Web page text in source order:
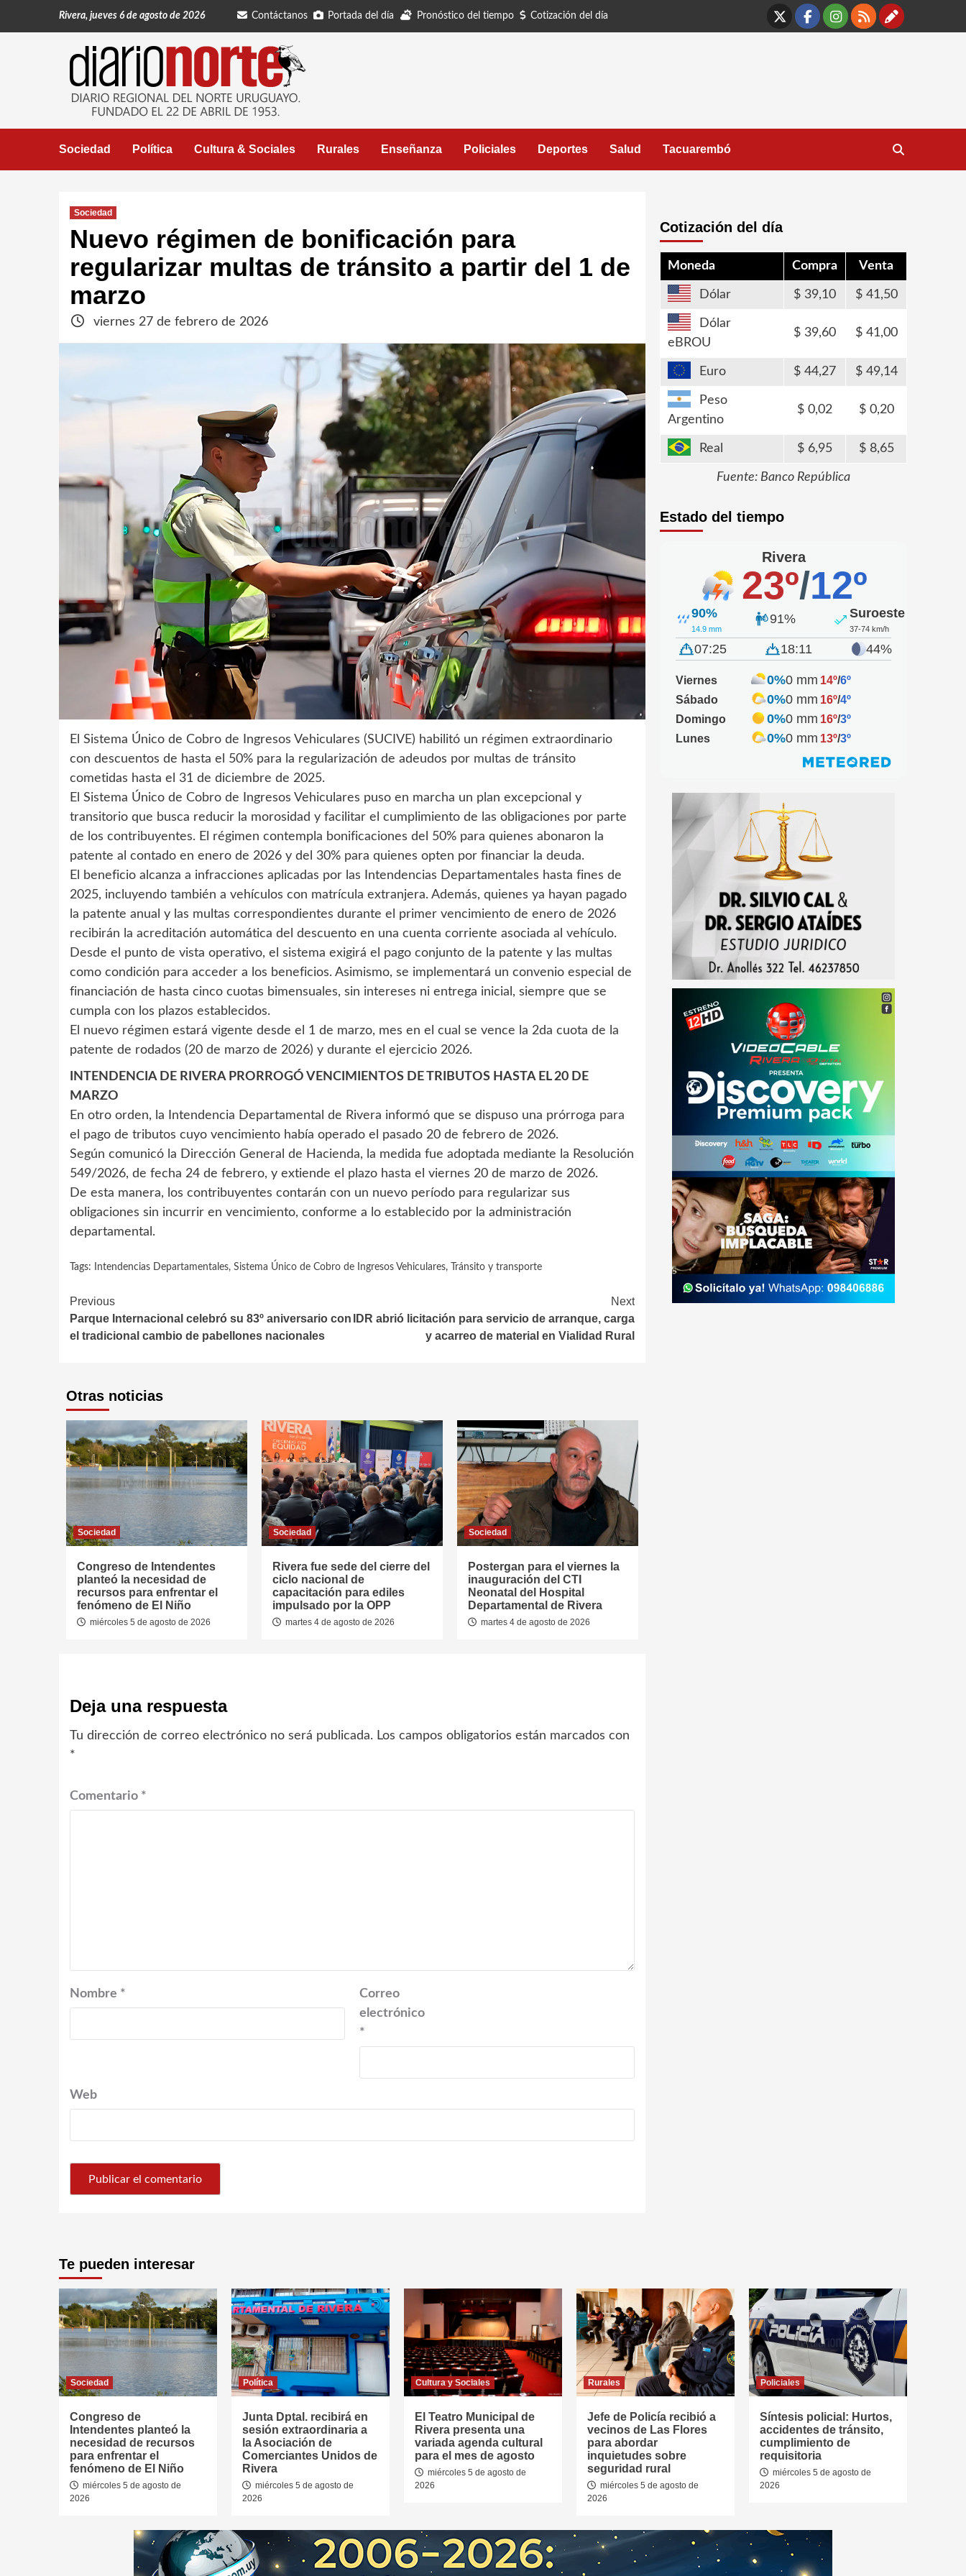
Rivera, jueves 6 de agosto de 2026 Contáctanos Portada del día Pronóstico del tiempo Cotización del día
X Facebook
Instagram
RSS
Sociedad Política Cultura & Sociales Rurales Enseñanza Policiales Deportes Salud Tacuarembó
Sociedad
Nuevo régimen de bonificación para
regularizar multas de tránsito a partir del 1 de
marzo
viernes 27 de febrero de 2026
El Sistema Único de Cobro de Ingresos Vehiculares (SUCIVE) habilitó un régimen extraordinario
con descuentos de hasta el 50% para la regularización de adeudos por multas de tránsito
cometidas hasta el 31 de diciembre de 2025.
El Sistema Único de Cobro de Ingresos Vehiculares puso en marcha un plan excepcional y
transitorio que busca reducir la morosidad y facilitar el cumplimiento de las obligaciones por parte
de los contribuyentes. El régimen contempla bonificaciones del 50% para quienes abonaron la
patente al contado en enero de 2026 y del 30% para quienes opten por financiar la deuda.
El beneficio alcanza a infracciones aplicadas por las Intendencias Departamentales hasta fines de
2025, incluyendo también a vehículos con matrícula extranjera. Además, quienes ya hayan pagado
la patente anual y las multas correspondientes durante el primer vencimiento de enero de 2026
recibirán la acreditación automática del descuento en una cuenta corriente asociada al vehículo.
Desde el punto de vista operativo, el sistema exigirá el pago conjunto de la patente y las multas
como condición para acceder a los beneficios. Asimismo, se implementará un convenio especial de
financiación de hasta cinco cuotas bimensuales, sin intereses ni entrega inicial, siempre que se
cumpla con los plazos establecidos.
El nuevo régimen estará vigente desde el 1 de marzo, mes en el cual se vence la 2da cuota de la
patente de rodados (20 de marzo de 2026) y durante el ejercicio 2026.
INTENDENCIA DE RIVERA PRORROGÓ VENCIMIENTOS DE TRIBUTOS HASTA EL 20 DE
MARZO
En otro orden, la Intendencia Departamental de Rivera informó que se dispuso una prórroga para
el pago de tributos cuyo vencimiento había operado el pasado 20 de febrero de 2026.
Según comunicó la Dirección General de Hacienda, la medida fue adoptada mediante la Resolución
549/2026, de fecha 24 de febrero, y extiende el plazo hasta el viernes 20 de marzo de 2026.
De esta manera, los contribuyentes contarán con un nuevo período para regularizar sus
obligaciones sin incurrir en vencimiento, conforme a lo establecido por la administración
departamental.
Tags: Intendencias Departamentales, Sistema Único de Cobro de Ingresos Vehiculares, Tránsito y transporte
Continue
Reading
Previous
Parque Internacional celebró su 83º aniversario con
el tradicional cambio de pabellones nacionales
Next
IDR abrió licitación para servicio de arranque, carga
y acarreo de material en Vialidad Rural
Otras noticias
Sociedad
Congreso de Intendentes
planteó la necesidad de
recursos para enfrentar el
fenómeno de El Niño
miércoles 5 de agosto de 2026
Sociedad
Rivera fue sede del cierre del
ciclo nacional de
capacitación para ediles
impulsado por la OPP
martes 4 de agosto de 2026
Sociedad
Postergan para el viernes la
inauguración del CTI
Neonatal del Hospital
Departamental de Rivera
martes 4 de agosto de 2026
Deja una respuesta
Tu dirección de correo electrónico no será publicada. Los campos obligatorios están marcados con
*
Comentario *
Nombre *
Correo
electrónico
*
Web
Cotización del día
Moneda Compra Venta
Dólar 39,10 41,50
Dólar
eBROU
39,60 41,00
Euro 44,27 49,14
Peso
Argentino
0,02 0,20
Real 6,95 8,65
Fuente: Banco República
Estado del tiempo
Rivera
23º/12º
90%
14.9 mm
91% Suroeste
37-74 km/h
07:25 18:11 44%
Viernes 0%0 mm 14º/6º
Sábado
0%0 mm 16º/4º
Domingo
0%0 mm 16º/3º
Lunes
0%0 mm 13º/3º
Te pueden interesar
Sociedad
Congreso de
Intendentes planteó la
necesidad de recursos
para enfrentar el
fenómeno de El Niño
miércoles 5 de agosto de
2026
Política
Junta Dptal. recibirá en
sesión extraordinaria a
la Asociación de
Comerciantes Unidos de
Rivera
miércoles 5 de agosto de
2026
Cultura y Sociales
El Teatro Municipal de
Rivera presenta una
variada agenda cultural
para el mes de agosto
miércoles 5 de agosto de
2026
Rurales
Jefe de Policía recibió a
vecinos de Las Flores
para abordar
inquietudes sobre
seguridad rural
miércoles 5 de agosto de
2026
Policiales
Síntesis policial: Hurtos,
accidentes de tránsito,
cumplimiento de
requisitoria
miércoles 5 de agosto de
2026